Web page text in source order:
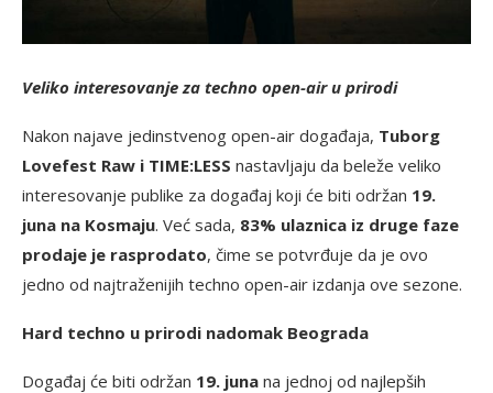
Veliko interesovanje za techno open-air u prirodi
Nakon najave jedinstvenog open-air događaja, Tuborg
Lovefest Raw i TIME:LESS nastavljaju da beleže veliko
interesovanje publike za događaj koji će biti održan 19.
juna na Kosmaju. Već sada, 83% ulaznica iz druge faze
prodaje je rasprodato, čime se potvrđuje da je ovo
jedno od najtraženijih techno open-air izdanja ove sezone.
Hard techno u prirodi nadomak Beograda
Događaj će biti održan 19. juna na jednoj od najlepših